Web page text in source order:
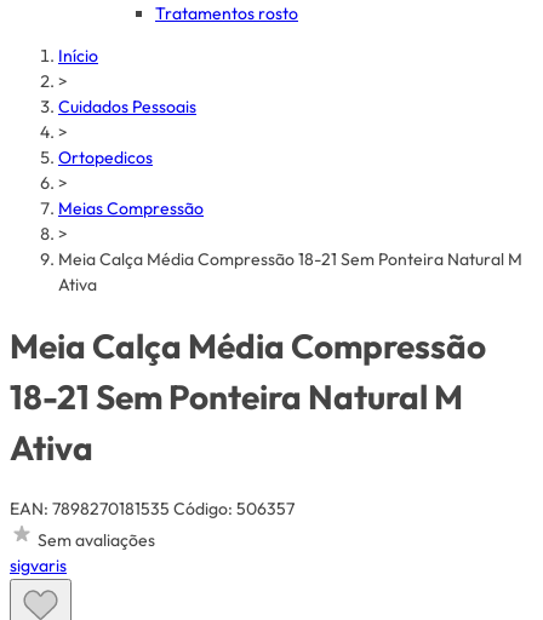
Tratamentos rosto
Início
>
Cuidados Pessoais
>
Ortopedicos
>
Meias Compressão
>
Meia Calça Média Compressão 18-21 Sem Ponteira Natural M
Ativa
Meia Calça Média Compressão
18-21 Sem Ponteira Natural M
Ativa
EAN: 7898270181535 Código: 506357
Sem avaliações
sigvaris